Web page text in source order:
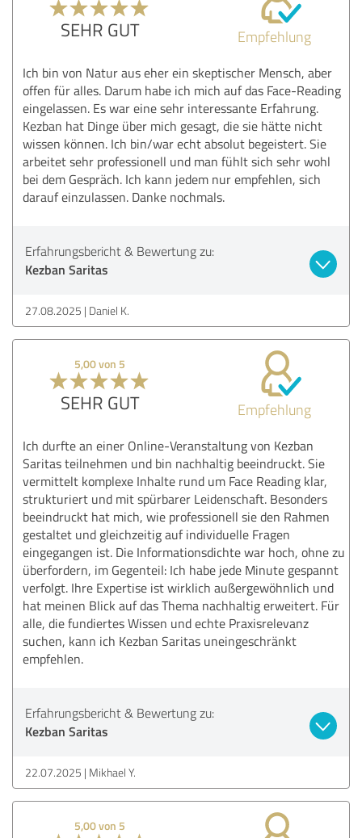
SEHR GUT Empfehlung
Ich bin von Natur aus eher ein skeptischer Mensch, aber
offen für alles. Darum habe ich mich auf das Face-Reading
eingelassen. Es war eine sehr interessante Erfahrung.
Kezban hat Dinge über mich gesagt, die sie hätte nicht
wissen können. Ich bin/war echt absolut begeistert. Sie
arbeitet sehr professionell und man fühlt sich sehr wohl
bei dem Gespräch. Ich kann jedem nur empfehlen, sich
darauf einzulassen. Danke nochmals.
Erfahrungsbericht & Bewertung zu:
Kezban Saritas
27.08.2025 Daniel K.
5,00 von 5
SEHR GUT Empfehlung
Ich durfte an einer Online-Veranstaltung von Kezban
Saritas teilnehmen und bin nachhaltig beeindruckt. Sie
vermittelt komplexe Inhalte rund um Face Reading klar,
strukturiert und mit spürbarer Leidenschaft. Besonders
beeindruckt hat mich, wie professionell sie den Rahmen
gestaltet und gleichzeitig auf individuelle Fragen
eingegangen ist. Die Informationsdichte war hoch, ohne zu
überfordern, im Gegenteil: Ich habe jede Minute gespannt
verfolgt. Ihre Expertise ist wirklich außergewöhnlich und
hat meinen Blick auf das Thema nachhaltig erweitert. Für
alle, die fundiertes Wissen und echte Praxisrelevanz
suchen, kann ich Kezban Saritas uneingeschränkt
empfehlen.
Erfahrungsbericht & Bewertung zu:
Kezban Saritas
22.07.2025 Mikhael Y.
5,00 von 5